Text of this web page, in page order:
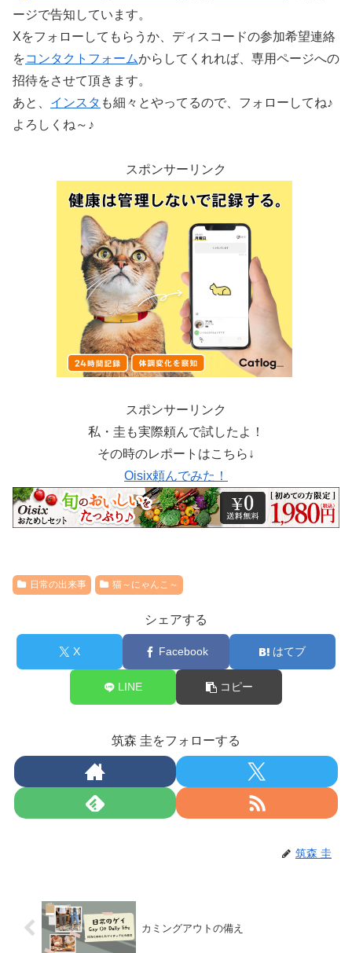
ージで告知しています。
Xをフォローしてもらうか、ディスコードの参加希望連絡
をコンタクトフォームからしてくれれば、専用ページへの
招待をさせて頂きます。
あと、 インスタ も細々とやってるので、フォローしてね♪
よろしくね～♪
スポンサーリンク
スポンサーリンク
私・圭も実際頼んで試したよ！
その時のレポートはこちら↓
Oisix頼んでみた！
日常の出来事 猫～にゃんこ～
シェアする
X Facebook はてブ
LINE コピー
筑森 圭をフォローする
筑森 圭
カミングアウトの備え